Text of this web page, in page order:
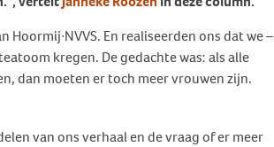
En realiseerden ons dat we –
kregen. De gedachte was: als alle
dan moeten er toch meer vrouwen zijn.
van ons verhaal en de vraag of er meer